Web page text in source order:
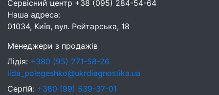
Сервісний центр +38 (095) 284-54-64
Наша адреса:
01034, Київ, вул. Рейтарська, 18
Менеджери з продажів
Лідія: +380 (95) 271-58-26
lida_polegeshko@ukrdiagnostika.ua
Сергій: +380 (99) 539-37-01